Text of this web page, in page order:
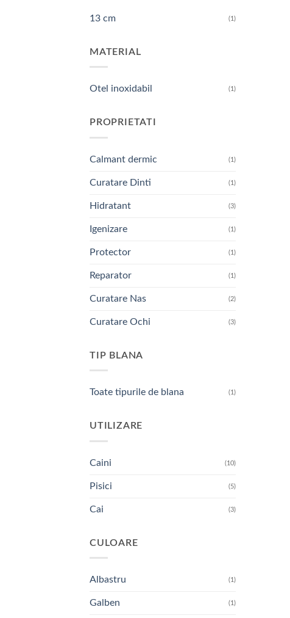
13 cm (1)
MATERIAL
Otel inoxidabil (1)
PROPRIETATI
Calmant dermic (1)
Curatare Dinti (1)
Hidratant (3)
Igenizare (1)
Protector (1)
Reparator (1)
Curatare Nas (2)
Curatare Ochi (3)
TIP BLANA
Toate tipurile de blana (1)
UTILIZARE
Caini (10)
Pisici (5)
Cai (3)
CULOARE
Albastru (1)
Galben (1)